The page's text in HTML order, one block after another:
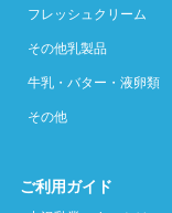
フレッシュクリーム
その他乳製品
牛乳・バター・液卵類
その他
ご利用ガイド